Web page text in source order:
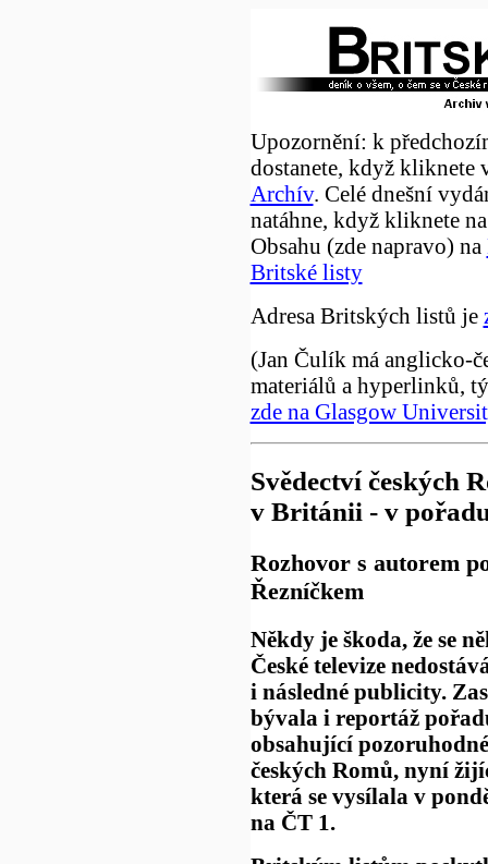
Upozornění: k
dostanete, když kliknete
Archív. Celé dnešní
natáhne, když kliknete
Obsahu (zde napravo) na
Britské listy
Adresa Britských listů je
(Jan Čulík má anglicko-
materiálů a hyperlinků,
zde na Glasgow
Svědectví českých
v Británii - v
Rozhovor s autorem
Řezníčkem
Někdy je škoda, že se
České televize
i následné publicity.
bývala i reportáž
obsahující
českých Romů, nyní
která se vysílala v
na ČT 1.